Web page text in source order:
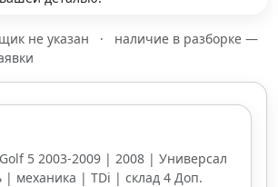
не указан ·
наличие в разборке —
5 2003-2009 | 2008 | Универсал
| механика | TDi | склад 4 Доп.